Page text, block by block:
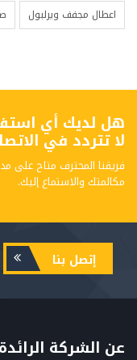
اعطال مجفف ويرلبول
هل لديك أي
لا تتردد في
فريقنا المحترف متاح على
مكالمتك والاستماع إليك.
إتصل بنا
عن الشركة الرائدة